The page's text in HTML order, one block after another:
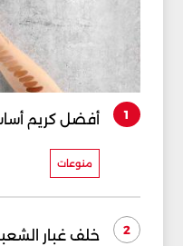
1 أفضل كريم
منوعات
2 خلف غبار